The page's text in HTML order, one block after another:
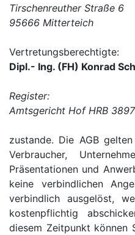
Tirschenreuther Straße 6
95666 Mitterteich
Vertretungsberechtigte:
Dipl.- Ing. (FH) Konrad
Register:
Amtsgericht Hof HRB 3897
zustande. Die AGB
Verbraucher,
Präsentationen und
keine verbindlichen
verbindlich ausgelöst,
kostenpflichtig
diesem Zeitpunkt können